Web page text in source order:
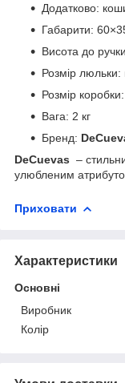
Додатково:
Габарити:
Висота до
Розмір
Розмір
Вага: 2 кг
Бренд:
DeCuevas –
улюбленим
Приховати
Характеристики
Основні
Виробник
Колір